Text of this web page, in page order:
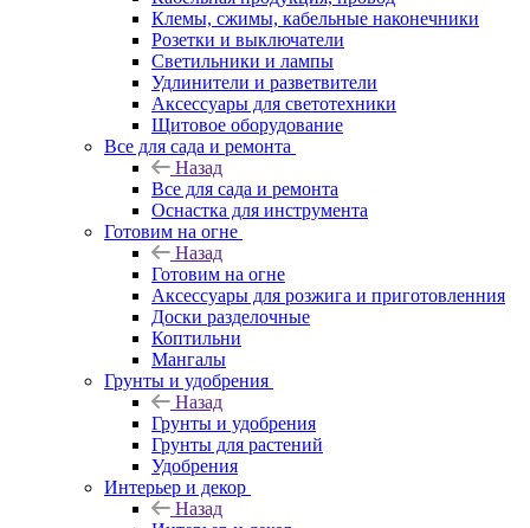
Клемы, сжимы, кабельные наконечники
Розетки и выключатели
Светильники и лампы
Удлинители и разветвители
Аксессуары для светотехники
Щитовое оборудование
Все для сада и ремонта
Назад
Все для сада и ремонта
Оснастка для инструмента
Готовим на огне
Назад
Готовим на огне
Аксессуары для розжига и приготовленния
Доски разделочные
Коптильни
Мангалы
Грунты и удобрения
Назад
Грунты и удобрения
Грунты для растений
Удобрения
Интерьер и декор
Назад